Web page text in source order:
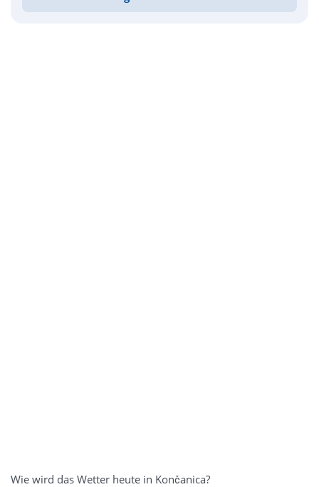
Wie wird das Wetter heute in Končanica?